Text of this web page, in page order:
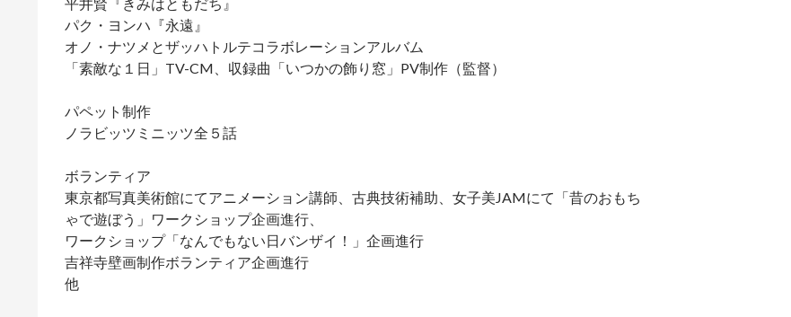
パク・ヨンハ『永遠』
オノ・ナツメとザッハトルテコラボレーションアルバム
「素敵な１日」TV-CM、収録曲「いつかの飾り窓」PV制作（監督）
パペット制作
ノラビッツミニッツ全５話
ボランティア
東京都写真美術館にてアニメーション講師、古典技術補助、女子美JAMにて「昔のおもち
ゃで遊ぼう」ワークショップ企画進行、
ワークショップ「なんでもない日バンザイ！」企画進行
吉祥寺壁画制作ボランティア企画進行
他